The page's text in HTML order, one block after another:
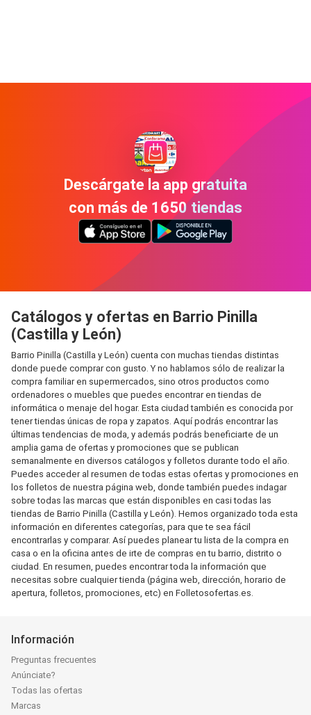
Descárgate la app gratuita
con más de 1650 tiendas
Catálogos y ofertas en Barrio Pinilla
(Castilla y León)
Barrio Pinilla (Castilla y León) cuenta con muchas tiendas distintas
donde puede comprar con gusto. Y no hablamos sólo de realizar la
compra familiar en supermercados, sino otros productos como
ordenadores o muebles que puedes encontrar en tiendas de
informática o menaje del hogar. Esta ciudad también es conocida por
tener tiendas únicas de ropa y zapatos. Aquí podrás encontrar las
últimas tendencias de moda, y además podrás beneficiarte de un
amplia gama de ofertas y promociones que se publican
semanalmente en diversos catálogos y folletos durante todo el año.
Puedes acceder al resumen de todas estas ofertas y promociones en
los folletos de nuestra página web, donde también puedes indagar
sobre todas las marcas que están disponibles en casi todas las
tiendas de Barrio Pinilla (Castilla y León). Hemos organizado toda esta
información en diferentes categorías, para que te sea fácil
encontrarlas y comparar. Así puedes planear tu lista de la compra en
casa o en la oficina antes de irte de compras en tu barrio, distrito o
ciudad. En resumen, puedes encontrar toda la información que
necesitas sobre cualquier tienda (página web, dirección, horario de
apertura, folletos, promociones, etc) en Folletosofertas.es.
Información
Preguntas frecuentes
Anúnciate?
Todas las ofertas
Marcas